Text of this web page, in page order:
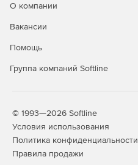
О компании
Вакансии
Помощь
Группа компаний Softline
© 1993—2026 Softline
Условия использования
Политика конфиденциальности
Правила продажи